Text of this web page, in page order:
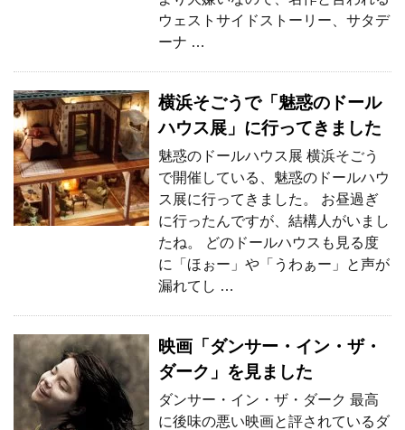
ウェストサイドストーリー、サタデ
ーナ …
横浜そごうで「魅惑のドール
ハウス展」に行ってきました
魅惑のドールハウス展 横浜そごう
で開催している、魅惑のドールハウ
ス展に行ってきました。 お昼過ぎ
に行ったんですが、結構人がいまし
たね。 どのドールハウスも見る度
に「ほぉー」や「うわぁー」と声が
漏れてし …
映画「ダンサー・イン・ザ・
ダーク」を見ました
ダンサー・イン・ザ・ダーク 最高
に後味の悪い映画と評されているダ